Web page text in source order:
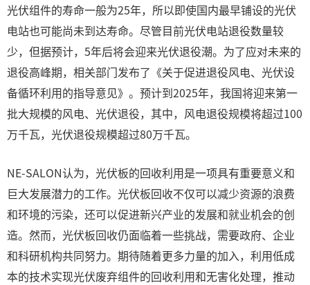
光伏组件的寿命一般为25年，所以即使国内最早铺设的光伏
电站也可能尚未到达寿命。尽管目前光伏电站退役数量较
少，但据预计，5年后将会迎来光伏退役潮。为了应对未来的
退役高峰期，相关部门发布了《关于促进退役风电、光伏设
备循环利用的指导意见》。预计到2025年，我国将迎来第一
批大规模的风电、光伏退役，其中，风电退役规模将超过100
万千瓦，光伏退役规模超过80万千瓦。
NE-SALON认为，光伏板的回收利用是一项具有重要意义和
巨大发展潜力的工作。光伏板回收不仅可以减少资源的浪费
和环境的污染，还可以促进新兴产业的发展和就业机会的创
造。然而，光伏板回收仍面临着一些挑战，需要政府、企业
和科研机构共同努力。期待随着更多力量的加入，利用低成
本的技术实现光伏废弃组件的回收利用和无害化处理，推动